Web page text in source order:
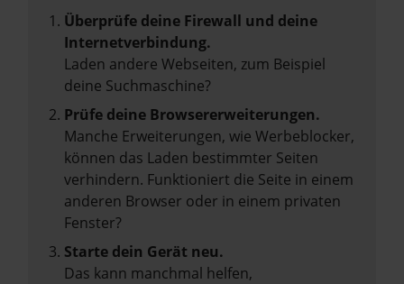
Überprüfe deine Firewall und deine
Internetverbindung.
Laden andere Webseiten, zum Beispiel
deine Suchmaschine?
Prüfe deine Browsererweiterungen.
Manche Erweiterungen, wie Werbeblocker,
können das Laden bestimmter Seiten
verhindern. Funktioniert die Seite in einem
anderen Browser oder in einem privaten
Fenster?
Starte dein Gerät neu.
Das kann manchmal helfen,